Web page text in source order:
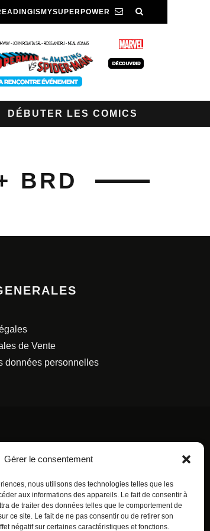
Gérer le consentement
nous utilisons des technologies telles que les
aux informations des appareils. Le fait de consentir à
de traiter des données telles que le comportement de
ce site. Le fait de ne pas consentir ou de retirer son
négatif sur certaines caractéristiques et fonctions.
DÉBUTER LES COMICS
BRD
de Vente
données personnelles